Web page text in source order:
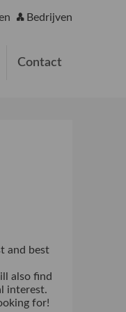
Bedrijven
Contact
and best
also find
interest.
for!